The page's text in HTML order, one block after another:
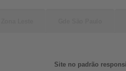
Site no padrão